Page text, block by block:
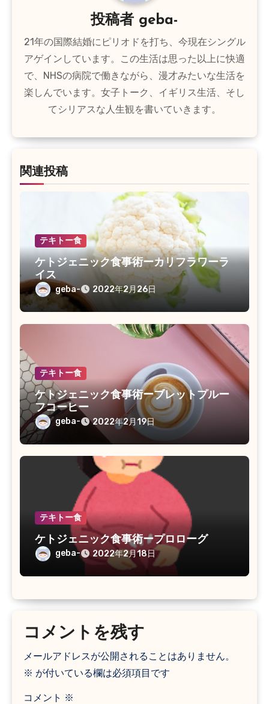
ン
投稿者 geba-
21年の国際結婚にピリオドを打ち、今現在シングル
アゲインしています。この生活は思った以上に快適
で、NHSの病院で働きながら、漫才みたいな生活を
楽しんでいます。女子トーク、イギリス生活、そし
てシリアスな人生観を書いていきます。
関連投稿
テキトー食
ケトジェニック食事術ーカリフラワーラ
イス
geba- 2022年2月26日
テキトー食
ケトジェニック食事術ーブレットプルー
フコーヒー
geba- 2022年2月19日
テキトー食
ケトジェニック食事術ープロローグ
geba- 2022年2月18日
コメントを残す
メールアドレスが公開されることはありません。
※ が付いている欄は必須項目です
コメント ※